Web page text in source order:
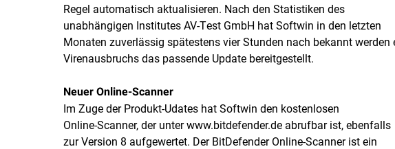
Regel automatisch aktualisieren. Nach den Statistiken des
unabhängigen Institutes AV-Test GmbH hat Softwin in den letzten
Monaten zuverlässig spätestens vier Stunden nach bekannt werden
Virenausbruchs das passende Update bereitgestellt.
Neuer Online-Scanner
Im Zuge der Produkt-Udates hat Softwin den kostenlosen
Online-Scanner, der unter www.bitdefender.de abrufbar ist, ebenfalls
zur Version 8 aufgewertet. Der BitDefender Online-Scanner ist ein